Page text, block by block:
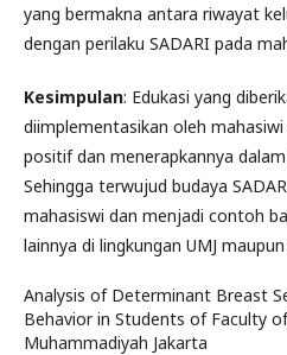
yang bermakna antara riwayat
dengan perilaku SADARI pada
Kesimpulan: Edukasi yang
diimplementasikan oleh
positif dan menerapkannya
Sehingga terwujud budaya
mahasiswi dan menjadi contoh
lainnya di lingkungan UMJ
Analysis of Determinant Breast
Behavior in Students of Faculty
Muhammadiyah Jakarta